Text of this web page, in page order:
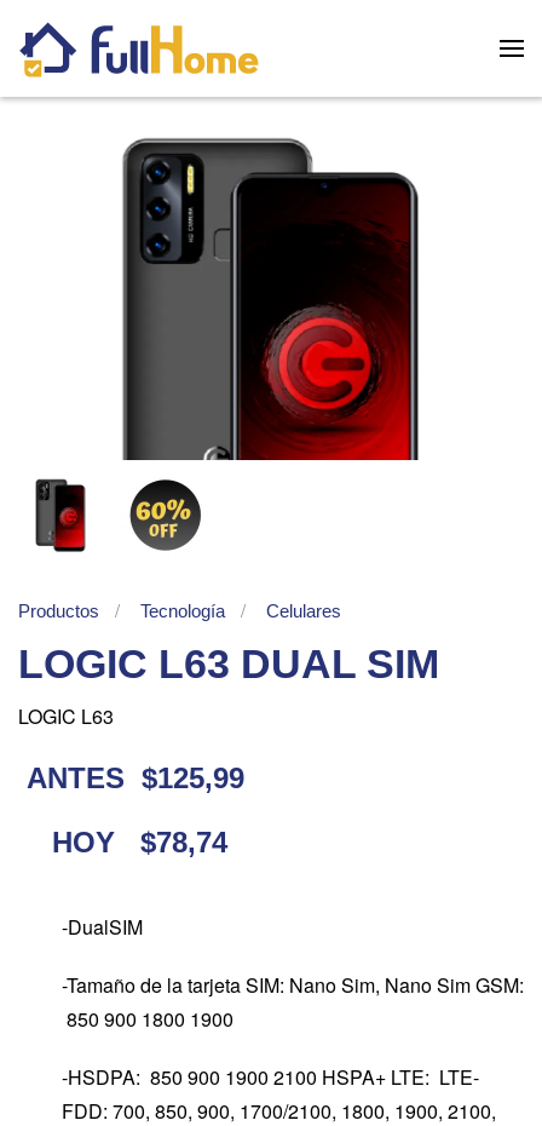
Skip to main content
Productos Tecnología Celulares
LOGIC L63 DUAL SIM
LOGIC L63
ANTES $125,99
HOY $78,74
-DualSIM
-Tamaño de la tarjeta SIM: Nano Sim, Nano Sim GSM:
850 900 1800 1900
-HSDPA: 850 900 1900 2100 HSPA+ LTE: LTE-
FDD: 700, 850, 900, 1700/2100, 1800, 1900, 2100,